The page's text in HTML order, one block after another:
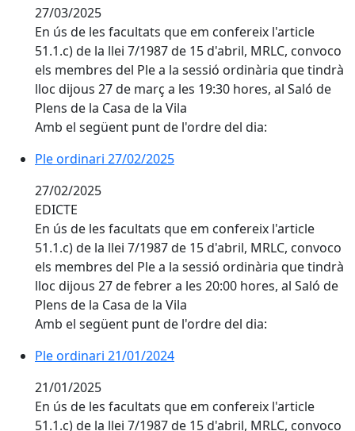
27/03/2025
En ús de les facultats que em confereix l'article
51.1.c) de la llei 7/1987 de 15 d'abril, MRLC, convoco
els membres del Ple a la sessió ordinària que tindrà
lloc dijous 27 de març a les 19:30 hores, al Saló de
Plens de la Casa de la Vila
Amb el següent punt de l'ordre del dia:
Ple ordinari 27/02/2025
Ple ordinari 27/02/2025
27/02/2025
EDICTE
En ús de les facultats que em confereix l'article
51.1.c) de la llei 7/1987 de 15 d'abril, MRLC, convoco
els membres del Ple a la sessió ordinària que tindrà
lloc dijous 27 de febrer a les 20:00 hores, al Saló de
Plens de la Casa de la Vila
Amb el següent punt de l'ordre del dia:
Ple ordinari 21/01/2024
Ple ordinari 21/01/2024
21/01/2025
En ús de les facultats que em confereix l'article
51.1.c) de la llei 7/1987 de 15 d'abril, MRLC, convoco